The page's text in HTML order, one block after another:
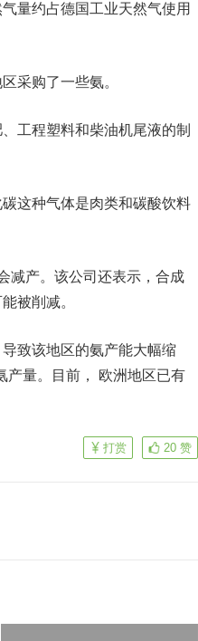
量约占德国工业天然气使用
采购了一些氨。
工程塑料和柴油机尾液的制
这种气体是肉类和碳酸饮料
产。该公司还表示，合成
被削减。
致该地区的氨产能大幅缩
产量。目前， 欧洲地区已有
20 赞
打赏